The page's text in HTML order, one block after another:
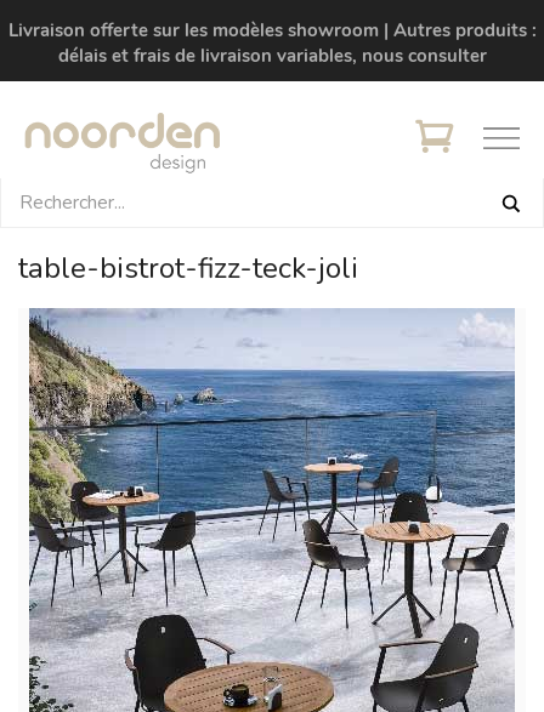
Livraison offerte sur les modèles showroom | Autres produits :
délais et frais de livraison variables, nous consulter
table-bistrot-fizz-teck-joli